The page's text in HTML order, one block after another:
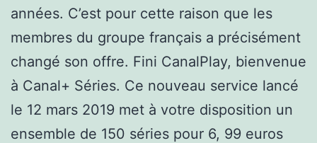
années. C’est pour cette raison que les
membres du groupe français a précisément
changé son offre. Fini CanalPlay, bienvenue
à Canal+ Séries. Ce nouveau service lancé
le 12 mars 2019 met à votre disposition un
ensemble de 150 séries pour 6, 99 euros